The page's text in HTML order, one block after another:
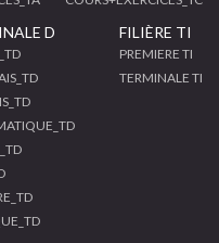
D FILIÈRE TI
PREMIERE TI
TERMINALE TI